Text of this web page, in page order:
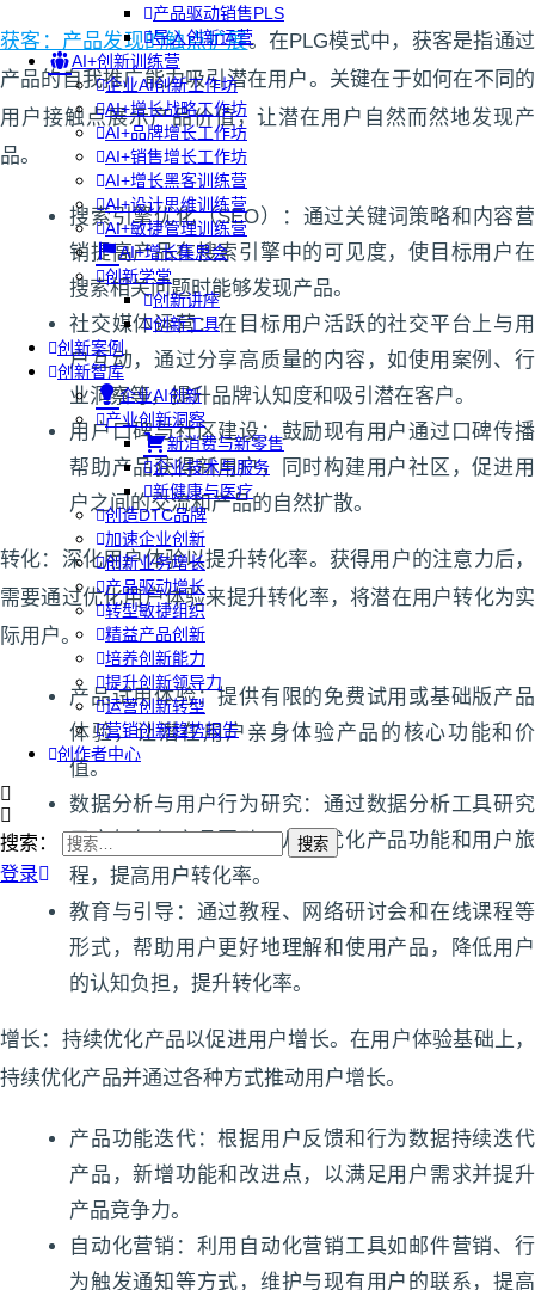
产品驱动销售PLS
导入创新运营
AI+创新训练营
企业AI创新工作坊
AI+增长战略工作坊
AI+品牌增长工作坊
AI+销售增长工作坊
AI+增长黑客训练营
AI+设计思维训练营
AI+敏捷管理训练营
AI+增长集思会
创新学堂
创新讲座
创新工具
创新案例
创新智库
企业AI创新
产业创新洞察
新消费与新零售
企业技术与服务
新健康与医疗
创造DTC品牌
加速企业创新
创新业务增长
产品驱动增长
转型敏捷组织
精益产品创新
培养创新能力
提升创新领导力
运营创新转型
营销创新趋势报告
创作者中心
搜索：
登录
获客：产品发现的触点扩展。在PLG模式中，获客是指通过
产品的自我推广能力吸引潜在用户。关键在于如何在不同的
用户接触点展示产品价值，让潜在用户自然而然地发现产
品。
搜索引擎优化（SEO）：通过关键词策略和内容营
销提高产品在搜索引擎中的可见度，使目标用户在
搜索相关问题时能够发现产品。
社交媒体运营：在目标用户活跃的社交平台上与用
户互动，通过分享高质量的内容，如使用案例、行
业洞察等，提升品牌认知度和吸引潜在客户。
用户口碑与社区建设：鼓励现有用户通过口碑传播
帮助产品获得新用户，同时构建用户社区，促进用
户之间的交流和产品的自然扩散。
转化：深化用户体验以提升转化率。获得用户的注意力后，
需要通过优化用户体验来提升转化率，将潜在用户转化为实
际用户。
产品试用体验：提供有限的免费试用或基础版产品
体验，让潜在用户亲身体验产品的核心功能和价
值。
数据分析与用户行为研究：通过数据分析工具研究
用户如何与产品互动，从而优化产品功能和用户旅
程，提高用户转化率。
教育与引导：通过教程、网络研讨会和在线课程等
形式，帮助用户更好地理解和使用产品，降低用户
的认知负担，提升转化率。
增长：持续优化产品以促进用户增长。在用户体验基础上，
持续优化产品并通过各种方式推动用户增长。
产品功能迭代：根据用户反馈和行为数据持续迭代
产品，新增功能和改进点，以满足用户需求并提升
产品竞争力。
自动化营销：利用自动化营销工具如邮件营销、行
为触发通知等方式，维护与现有用户的联系，提高